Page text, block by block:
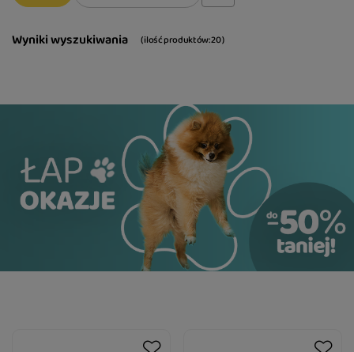
Wyniki wyszukiwania ( ilość produktów:20)